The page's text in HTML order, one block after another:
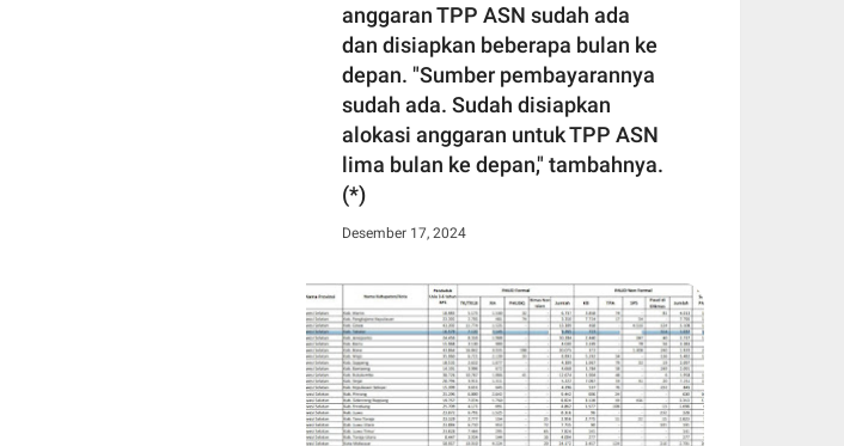
anggaran TPP ASN sudah ada
dan disiapkan beberapa bulan ke
depan. "Sumber pembayarannya
sudah ada. Sudah disiapkan
alokasi anggaran untuk TPP ASN
lima bulan ke depan," tambahnya.
(*)
Desember 17, 2024